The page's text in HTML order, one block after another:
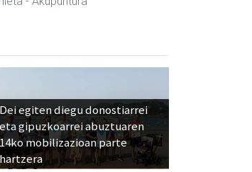
Dei egiten diegu donostiarrei
eta gipuzkoarrei abuztuaren
14ko mobilizazioan parte
hartzera